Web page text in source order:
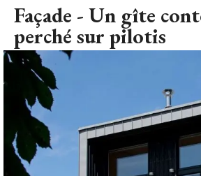
Façade - Un gîte
perché sur pilotis